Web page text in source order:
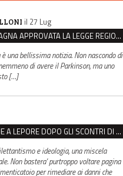
il 27 Lug
IN EMILIA-ROMAGNA APPROVATA LA LEGGE REGIONALE SUL SUICIDIO MEDICALMENTE ASSISTITO
una bellissima notizia. Non nascondo di
di avere il Parkinson, ma uno
[…]
MINACCE ONLINE A LEPORE DOPO GLI SCONTRI DI BOLOGNA, ASSEGNATA LA SCORTA AL SINDACO
e ideologia, una miscela
Non bastera' purtroppo voltare pagina
per rimediare ai danni che